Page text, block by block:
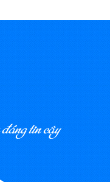
mỗi giây.
tin cậy